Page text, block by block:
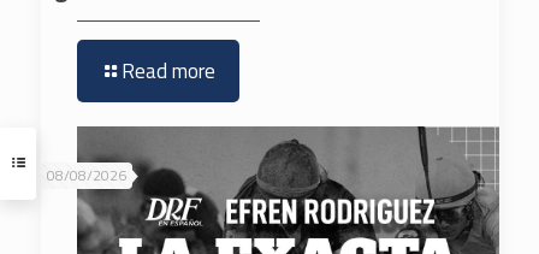
Read more
08/08/2026